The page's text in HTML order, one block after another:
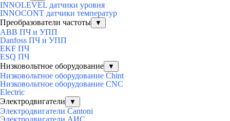
INNOLEVEL датчики уровня
INNOCONT датчики температур
Преобразователи частоты
▼
ABB ПЧ и УПП
Danfoss ПЧ и УПП
EKF ПЧ
ESQ ПЧ
Низковольтное оборудование
▼
Низковольтное оборудование Chint
Низковольтное оборудование CNC
Electric
Электродвигатели
▼
Электродвигатели Cantoni
Электродвигатели АИС